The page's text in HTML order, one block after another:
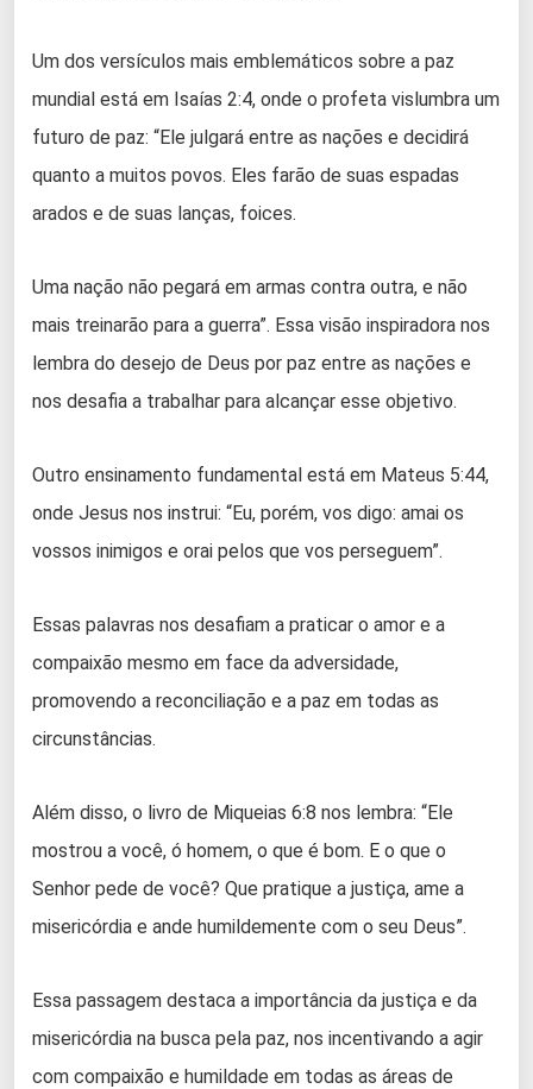
Um dos versículos mais emblemáticos sobre a paz
mundial está em Isaías 2:4, onde o profeta vislumbra um
futuro de paz: “Ele julgará entre as nações e decidirá
quanto a muitos povos. Eles farão de suas espadas
arados e de suas lanças, foices.
Uma nação não pegará em armas contra outra, e não
mais treinarão para a guerra”. Essa visão inspiradora nos
lembra do desejo de Deus por paz entre as nações e
nos desafia a trabalhar para alcançar esse objetivo.
Outro ensinamento fundamental está em Mateus 5:44,
onde Jesus nos instrui: “Eu, porém, vos digo: amai os
vossos inimigos e orai pelos que vos perseguem”.
Essas palavras nos desafiam a praticar o amor e a
compaixão mesmo em face da adversidade,
promovendo a reconciliação e a paz em todas as
circunstâncias.
Além disso, o livro de Miqueias 6:8 nos lembra: “Ele
mostrou a você, ó homem, o que é bom. E o que o
Senhor pede de você? Que pratique a justiça, ame a
misericórdia e ande humildemente com o seu Deus”.
Essa passagem destaca a importância da justiça e da
misericórdia na busca pela paz, nos incentivando a agir
com compaixão e humildade em todas as áreas de